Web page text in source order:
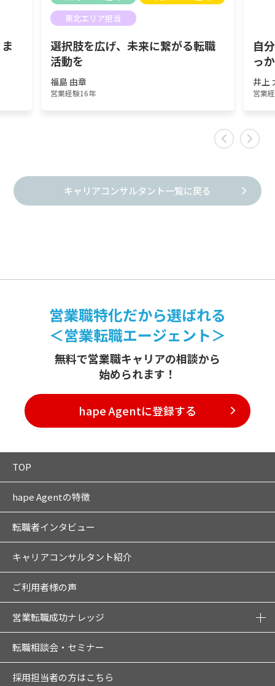
東北エリア担当
選択肢を広げ、未来に繋がる転職
活動を
福島 由章
営業経験16年
自
っ
井上
営業
キャリアコンサルタント一覧に戻る
営業職特化だから選ばれる
＜営業転職エージェント＞
無料で営業職キャリアの相談から
始められます！
hape Agentに登録する
TOP
hape Agentの特徴
転職者インタビュー
キャリアコンサルタント紹介
ご利用者様の声
営業転職成功ナレッジ
転職相談会・セミナー
採用担当者の方はこちら